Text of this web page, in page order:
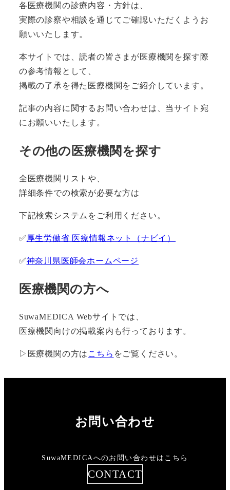
各医療機関の診療内容・方針は、
実際の診察や相談を通じてご確認いただくようお
願いいたします。
本サイトでは、読者の皆さまが医療機関を探す際
の参考情報として、
掲載の了承を得た医療機関をご紹介しています。
記事の内容に関するお問い合わせは、当サイト宛
にお願いいたします。
その他の医療機関を探す
全医療機関リストや、
詳細条件での検索が必要な方は
下記検索システムをご利用ください。
✅ 厚生労働省 医療情報ネット（ナビイ）
✅神奈川県医師会ホームページ
医療機関の方へ
SuwaMEDICA Webサイトでは、
医療機関向けの掲載案内も行っております。
▷医療機関の方は こちら をご覧ください。
お問い合わせ
SuwaMEDICAへのお問い合わせはこちら
CONTACT